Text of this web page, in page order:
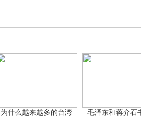
什么越来越多的台湾 毛泽东和蒋介石书